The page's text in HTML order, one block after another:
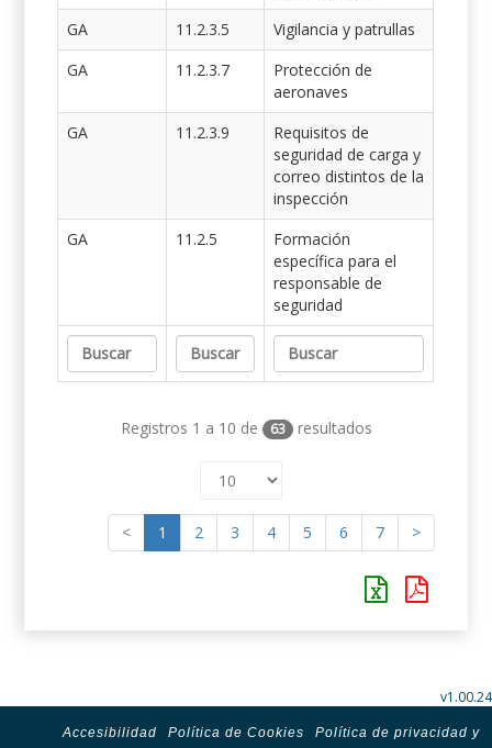
GA
11.2.3.5
Vigilancia y patrullas
GA
11.2.3.7
Protección de
aeronaves
GA
11.2.3.9
Requisitos de
seguridad de carga y
correo distintos de la
inspección
GA
11.2.5
Formación
específica para el
responsable de
seguridad
Registros 1 a 10 de 63 resultados
< 1 2 3 4 5 6 7 >
v1.00.24
Accesibilidad Política de Cookies
Política de privacidad y